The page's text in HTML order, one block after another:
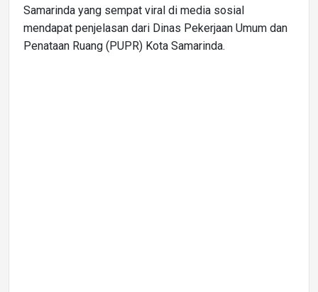
Samarinda yang sempat viral di media sosial
mendapat penjelasan dari Dinas Pekerjaan Umum dan
Penataan Ruang (PUPR) Kota Samarinda.